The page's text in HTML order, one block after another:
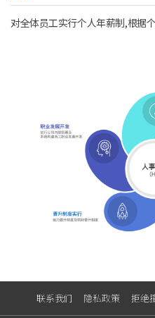
对全体员工实行个人年薪制,根据
联系我们 隐私政策 拒绝